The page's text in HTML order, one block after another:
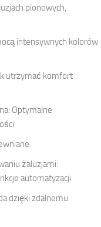
pionowych,
intensywnych kolorów
utrzymać komfort
Optymalne
żaluzjami:
automatyzacji
dzięki zdalnemu